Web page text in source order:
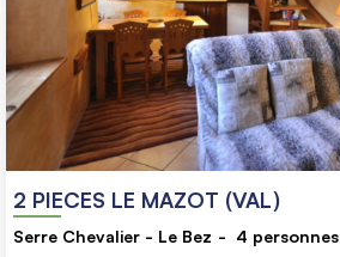
2 PIECES LE MAZOT (VAL)
Serre Chevalier - Le Bez 4 personnes